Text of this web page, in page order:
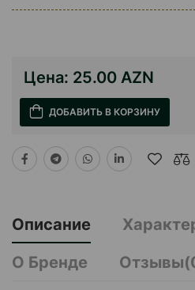
Цена: 25.00 AZN
ДОБАВИТЬ В КОРЗИНУ
Описание
О Бренде